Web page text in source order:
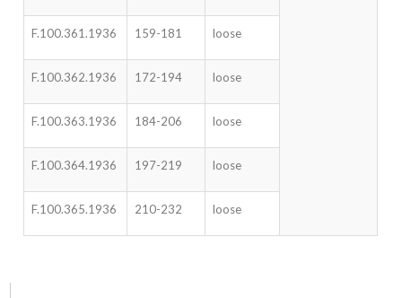
F.100.361.1936 159-181 loose
F.100.362.1936 172-194 loose
F.100.363.1936 184-206 loose
F.100.364.1936 197-219 loose
F.100.365.1936 210-232 loose